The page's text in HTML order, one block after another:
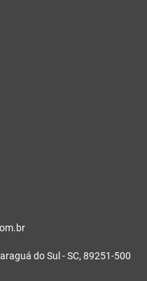
do Sul - SC, 89251-500